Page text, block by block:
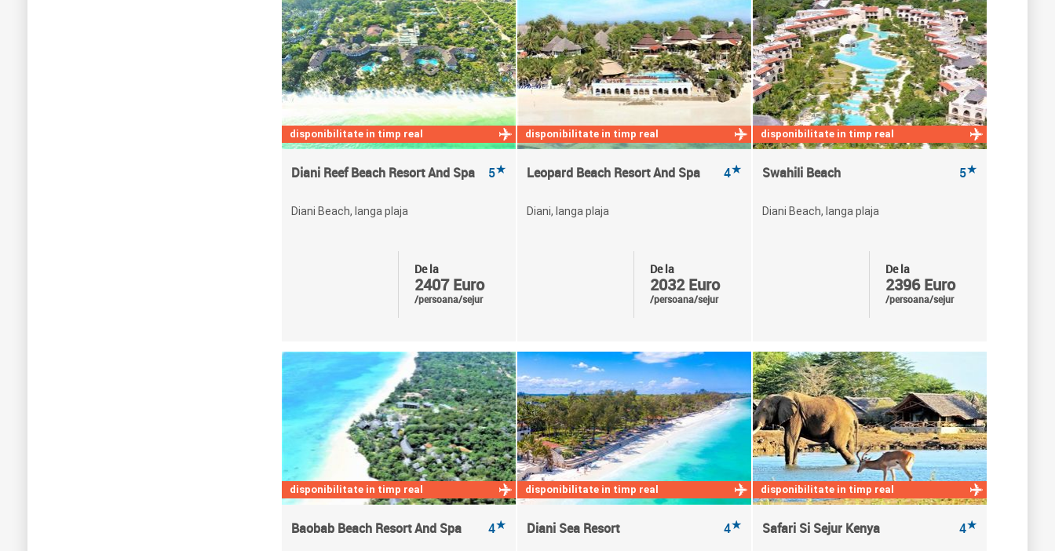
disponibilitate in timp real
Diani Reef Beach Resort And Spa 5★
Diani Beach, langa plaja
De la
2407 Euro
/persoana/sejur
disponibilitate in timp real
Leopard Beach Resort And Spa 4★
Diani, langa plaja
De la
2032 Euro
/persoana/sejur
disponibilitate in timp real
Swahili Beach 5★
Diani Beach, langa plaja
De la
2396 Euro
/persoana/sejur
disponibilitate in timp real
Baobab Beach Resort And Spa 4★
disponibilitate in timp real
Diani Sea Resort 4★
disponibilitate in timp real
Safari Si Sejur Kenya 4★